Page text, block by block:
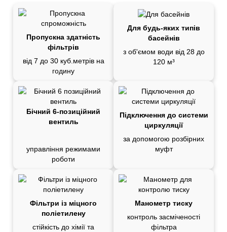
Пропускна здатність
фільтрів
від 7 до 30 куб.метрів на
годину
Для будь-яких типів
басейнів
з об'ємом води від 28 до
120 м³
Бічний 6-позиційний
вентиль
управління режимами
роботи
Підключення до системи
циркуляції
за допомогою розбірних
муфт
Фільтри із міцного
поліетилену
стійкість до хімії та
Манометр тиску
контроль засміченості
фільтра